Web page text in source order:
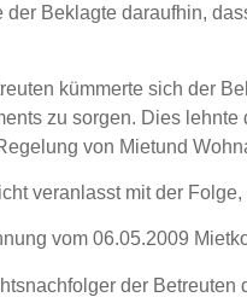
Beklagte daraufhin,
kümmerte sich der
zu sorgen. Dies
von Mietund
veranlasst mit der
vom 06.05.2009
der